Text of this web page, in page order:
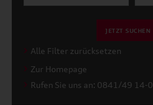
JETZT SUCHEN
Alle Filter zurücksetzen
Zur Homepage
Rufen Sie uns an: 0841/49 14-0